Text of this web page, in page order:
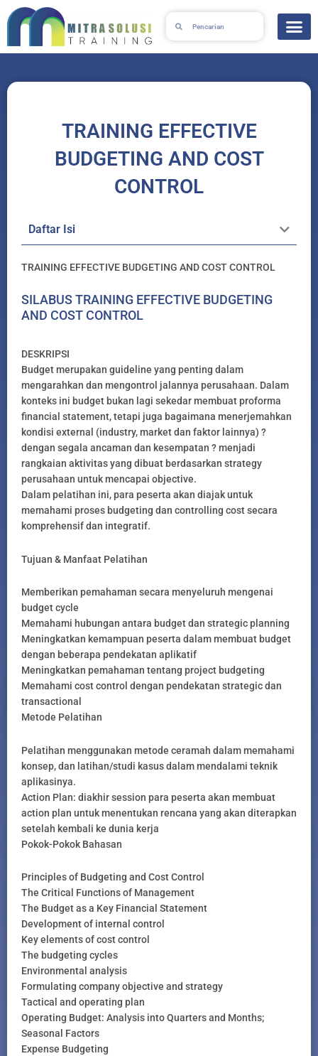
Lewati
ke
TRAINING EFFECTIVE
BUDGETING AND COST
CONTROL
Daftar Isi
TRAINING EFFECTIVE BUDGETING AND COST CONTROL
SILABUS TRAINING EFFECTIVE BUDGETING
AND COST CONTROL
DESKRIPSI
Budget merupakan guideline yang penting dalam
mengarahkan dan mengontrol jalannya perusahaan. Dalam
konteks ini budget bukan lagi sekedar membuat proforma
financial statement, tetapi juga bagaimana menerjemahkan
kondisi external (industry, market dan faktor lainnya) ?
dengan segala ancaman dan kesempatan ? menjadi
rangkaian aktivitas yang dibuat berdasarkan strategy
perusahaan untuk mencapai objective.
Dalam pelatihan ini, para peserta akan diajak untuk
memahami proses budgeting dan controlling cost secara
komprehensif dan integratif.
Tujuan & Manfaat Pelatihan
Memberikan pemahaman secara menyeluruh mengenai
budget cycle
Memahami hubungan antara budget dan strategic planning
Meningkatkan kemampuan peserta dalam membuat budget
dengan beberapa pendekatan aplikatif
Meningkatkan pemahaman tentang project budgeting
Memahami cost control dengan pendekatan strategic dan
transactional
Metode Pelatihan
Pelatihan menggunakan metode ceramah dalam memahami
konsep, dan latihan/studi kasus dalam mendalami teknik
aplikasinya.
Action Plan: diakhir session para peserta akan membuat
action plan untuk menentukan rencana yang akan diterapkan
setelah kembali ke dunia kerja
Pokok-Pokok Bahasan
Principles of Budgeting and Cost Control
The Critical Functions of Management
The Budget as a Key Financial Statement
Development of internal control
Key elements of cost control
The budgeting cycles
Environmental analysis
Formulating company objective and strategy
Tactical and operating plan
Operating Budget: Analysis into Quarters and Months;
Seasonal Factors
Expense Budgeting